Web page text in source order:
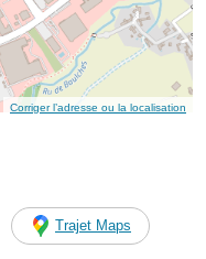
Corriger l’adresse ou la localisation
Trajet Maps